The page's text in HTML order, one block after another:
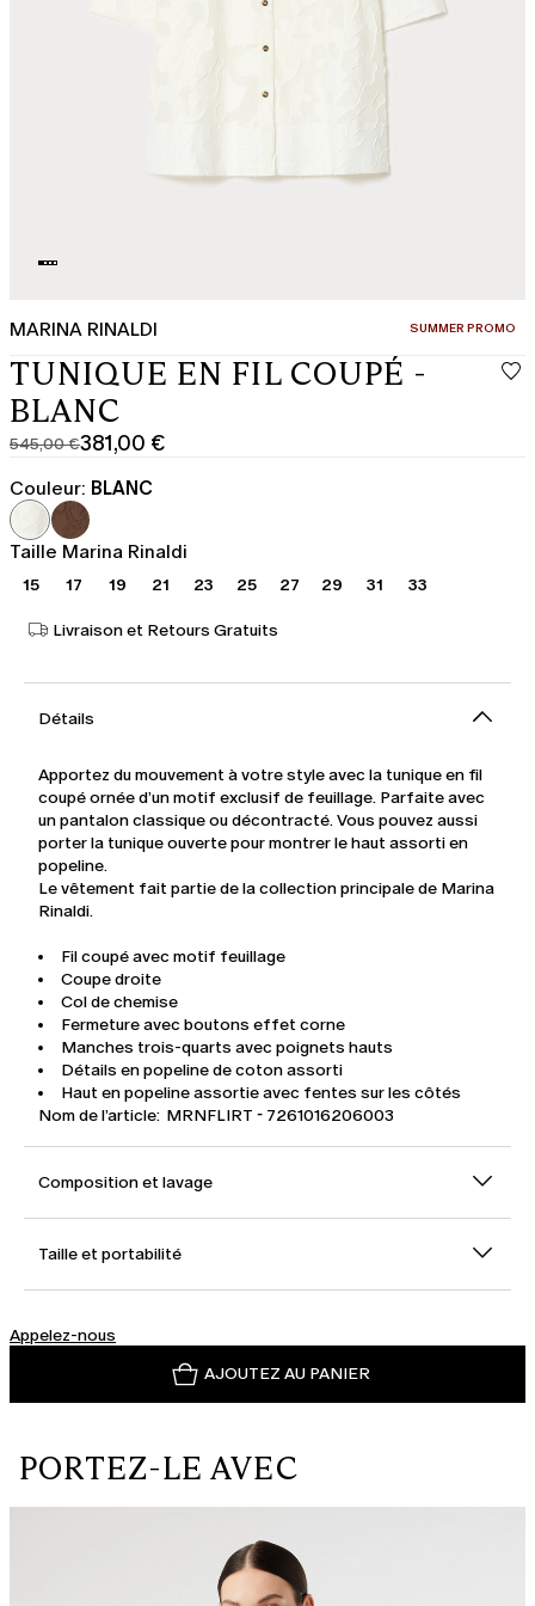
MARINA RINALDI CATÉGORIE:
SUMMER PROMO
TUNIQUE EN FIL COUPÉ -
BLANC
545,00 €
Prix
original
545,00
€
381,00 €
Prix
actuel
381,00
€
Couleur: BLANC
Taille Marina Rinaldi
15 17 19 21 23 25 27 29 31 33
Livraison et Retours Gratuits
Détails
Apportez du mouvement à votre style avec la tunique en fil
coupé ornée d’un motif exclusif de feuillage. Parfaite avec
un pantalon classique ou décontracté. Vous pouvez aussi
porter la tunique ouverte pour montrer le haut assorti en
popeline.
Le vêtement fait partie de la collection principale de Marina
Rinaldi.
Fil coupé avec motif feuillage
Coupe droite
Col de chemise
Fermeture avec boutons effet corne
Manches trois-quarts avec poignets hauts
Détails en popeline de coton assorti
Haut en popeline assortie avec fentes sur les côtés
Nom de l’article: MRNFLIRT - 7261016206003
Composition et lavage
Taille et portabilité
Appelez-nous
AJOUTEZ AU PANIER
PORTEZ-LE AVEC